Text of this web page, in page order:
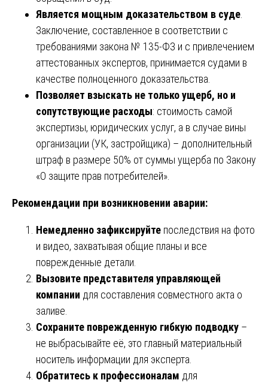
Является мощным доказательством в суде
Заключение, составленное в соответствии с
требованиями закона № 135-ФЗ и с привлечением
аттестованных экспертов, принимается судами в
качестве полноценного доказательства.
Позволяет взыскать не только ущерб, но и
сопутствующие расходы: стоимость самой
экспертизы, юридических услуг, а в случае вины
организации (УК, застройщика) – дополнительный
штраф в размере 50% от суммы ущерба по Закону
«О защите прав потребителей».
Рекомендации при возникновении аварии:
Немедленно зафиксируйте последствия на фото
и видео, захватывая общие планы и все
поврежденные детали.
Вызовите представителя управляющей
компании для составления совместного акта о
заливе.
Сохраните поврежденную гибкую подводку –
не выбрасывайте её, это главный материальный
носитель информации для эксперта.
Обратитесь к профессионалам для